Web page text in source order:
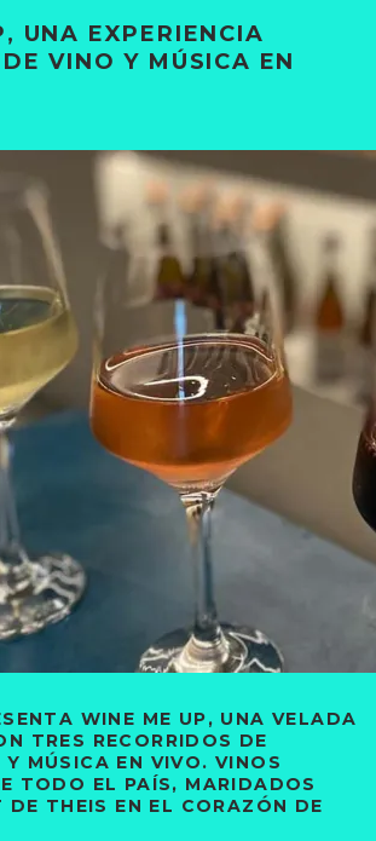
UNA EXPERIENCIA
VINO Y MÚSICA EN
WINE ME UP, UNA VELADA
TRES RECORRIDOS DE
MÚSICA EN VIVO. VINOS
TODO EL PAÍS, MARIDADOS
DE THEIS EN EL CORAZÓN DE